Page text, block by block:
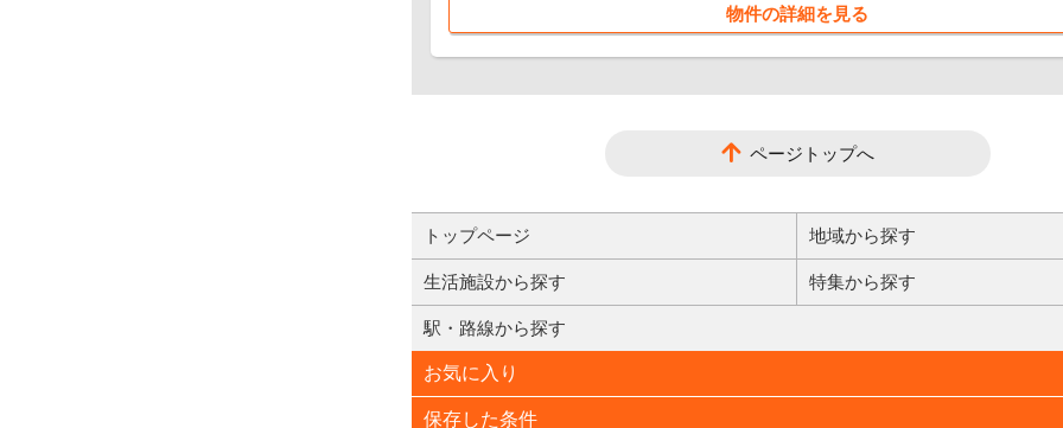
物件の詳細を見る
ページトップへ
トップページ 地域から探す
生活施設から探す 特集から探す
駅・路線から探す
お気に入り
保存した条件